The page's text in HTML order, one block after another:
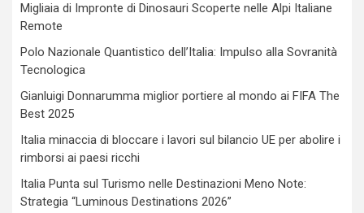
Migliaia di Impronte di Dinosauri Scoperte nelle Alpi Italiane
Remote
Polo Nazionale Quantistico dell’Italia: Impulso alla Sovranità
Tecnologica
Gianluigi Donnarumma miglior portiere al mondo ai FIFA The
Best 2025
Italia minaccia di bloccare i lavori sul bilancio UE per abolire i
rimborsi ai paesi ricchi
Italia Punta sul Turismo nelle Destinazioni Meno Note:
Strategia “Luminous Destinations 2026”